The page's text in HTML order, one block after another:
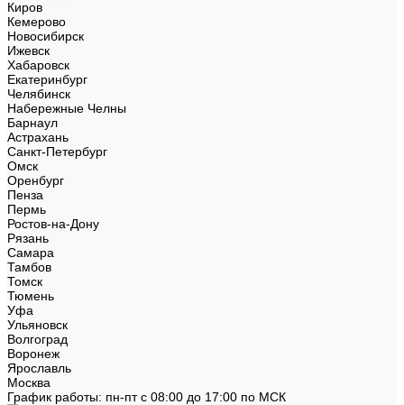
Киров
Кемерово
Новосибирск
Ижевск
Хабаровск
Екатеринбург
Челябинск
Набережные Челны
Барнаул
Астрахань
Санкт-Петербург
Омск
Оренбург
Пенза
Пермь
Ростов-на-Дону
Рязань
Самара
Тамбов
Томск
Тюмень
Уфа
Ульяновск
Волгоград
Воронеж
Ярославль
Москва
График работы: пн-пт с 08:00 до 17:00 по МСК